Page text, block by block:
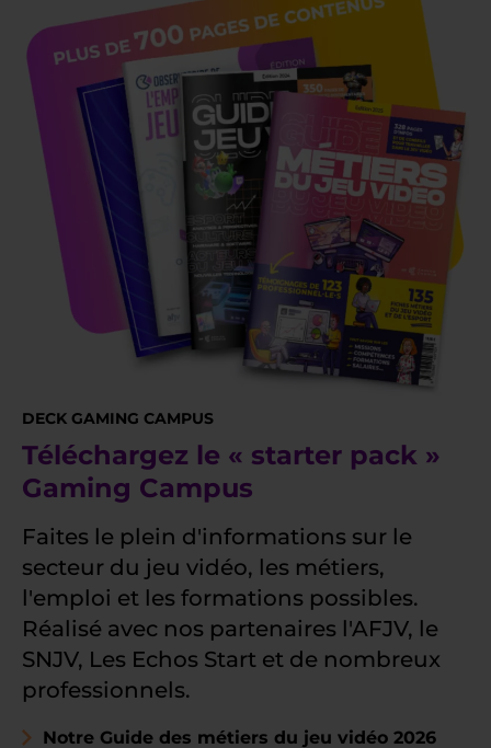
DECK GAMING CAMPUS
Téléchargez le « starter pack »
Gaming Campus
Faites le plein d'informations sur le
secteur du jeu vidéo, les métiers,
l'emploi et les formations possibles.
Réalisé avec nos partenaires l'AFJV, le
SNJV, Les Echos Start et de nombreux
professionnels.
Notre Guide des métiers du jeu vidéo 2026